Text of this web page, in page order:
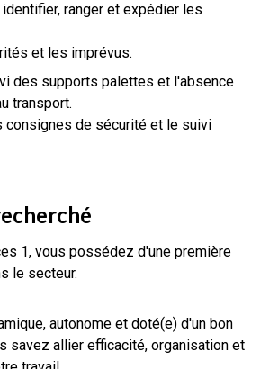
identifier, ranger et expédier les
et les imprévus.
des supports palettes et l'absence
transport.
consignes de sécurité et le suivi
1, vous possédez d'une première
le secteur.
autonome et doté(e) d'un bon
savez allier efficacité, organisation et